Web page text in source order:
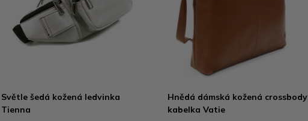
Světle šedá kožená ledvinka
Tienna
Hnědá dámská kožená crossbody
kabelka Vatie